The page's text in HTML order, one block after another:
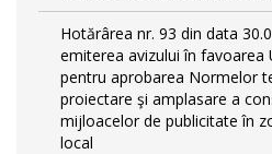
Hotărârea nr. 93 din data
emiterea avizului în favoarea
pentru aprobarea Normelor
proiectare şi amplasare a
mijloacelor de publicitate în
local